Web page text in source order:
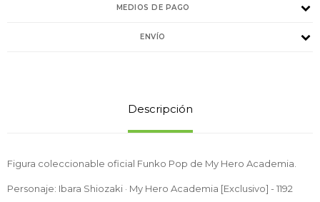
MEDIOS DE PAGO
ENVÍO
Descripción
Figura coleccionable oficial Funko Pop de My Hero Academia.
Personaje: Ibara Shiozaki · My Hero Academia [Exclusivo] - 1192